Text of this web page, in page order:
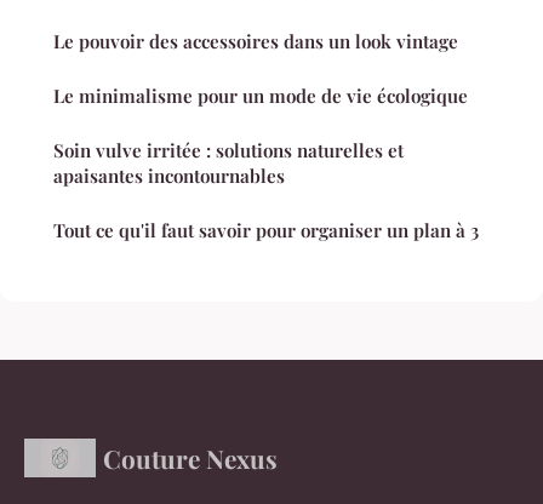
Le pouvoir des accessoires dans un look vintage
Le minimalisme pour un mode de vie écologique
Soin vulve irritée : solutions naturelles et
apaisantes incontournables
Tout ce qu'il faut savoir pour organiser un plan à 3
Couture Nexus